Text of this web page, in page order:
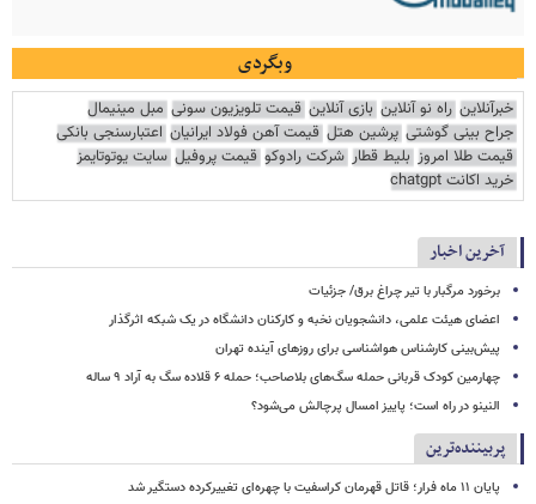
وبگردی
خبرآنلاین راه نو آنلاین بازی آنلاین قیمت تلویزیون سونی مبل مینیمال
جراح بینی گوشتی پرشین هتل قیمت آهن فولاد ایرانیان اعتبارسنجی بانکی
قیمت طلا امروز بلیط قطار شرکت رادوکو قیمت پروفیل سایت یوتوتایمز
خرید اکانت chatgpt
آخرین اخبار
برخورد مرگبار با تیر چراغ برق/ جزئیات
اعضای هیئت علمی، دانشجویان نخبه و کارکنان دانشگاه در یک شبکه‌ اثرگذار
پیش‌بینی کارشناس هواشناسی برای روزهای آینده تهران
چهارمین کودک قربانی حمله سگ‌های بلاصاحب؛ حمله ۶ قلاده سگ به آراد ۹ ساله
النینو در راه است؛ پاییز امسال پرچالش می‌شود؟
پربیننده‌ترین
پایان ۱۱ ماه فرار؛ قاتل قهرمان کراسفیت با چهره‌ای تغییرکرده دستگیر شد